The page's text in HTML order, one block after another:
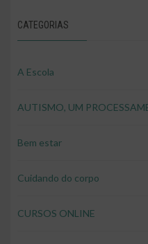
CATEGORIAS
A Escola
AUTISMO, UM
Bem estar
Cuidando do corpo
CURSOS ONLINE